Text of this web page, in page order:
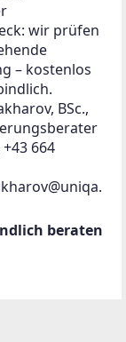
wir prüfen
– kostenlos
BSc.,
664
beraten